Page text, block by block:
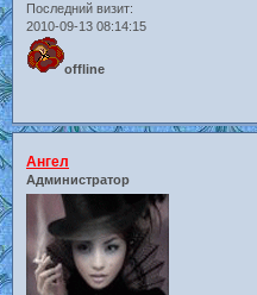
Последний визит:
2010-09-13 08:14:15
offline
Ангел
Администратор